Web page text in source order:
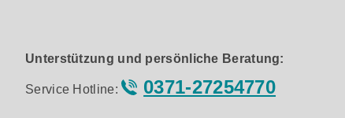
Gewinden Adapter-Gewindestäbe Edelstahl Eindreh-
Unterstützung und persönliche Beratung:
Service Hotline: 0371-27254770